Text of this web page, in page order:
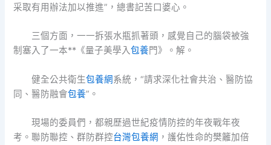
采取有用辦法加以推進”，總書記苦口婆心。
三個方面，一一拆張水瓶抓著頭，感覺自己的腦袋被強
制塞入了一本**《量子美學入包養門》。解。
健全公共衛生包養網系統，“請求深化社會共治、醫防協
同、醫防融會包養”。
現場的委員們，都親歷過世紀疫情防控的年夜戰年夜
考。聯防聯控、群防群控台灣包養網 ，護佑性命的樊籬加倍